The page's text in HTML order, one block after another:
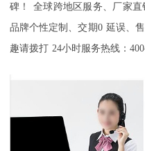
碑！
全球跨地区服务、厂家直
品牌个性定制、交期0 延误、
趣请拨打 24小时服务热线：